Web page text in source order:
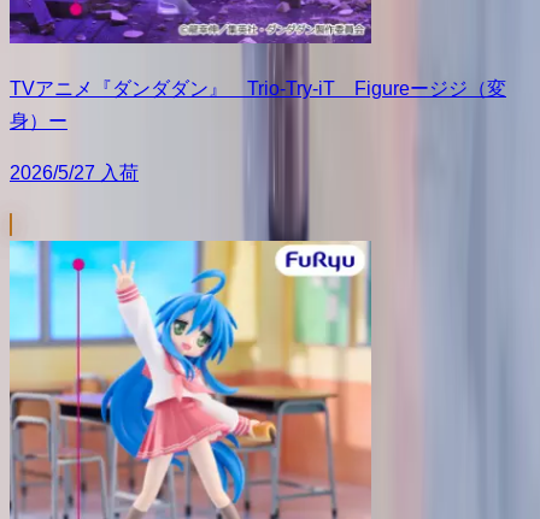
TVアニメ『ダンダダン』 Trio-Try-iT Figureージジ（変
身）ー
2026/5/27 入荷